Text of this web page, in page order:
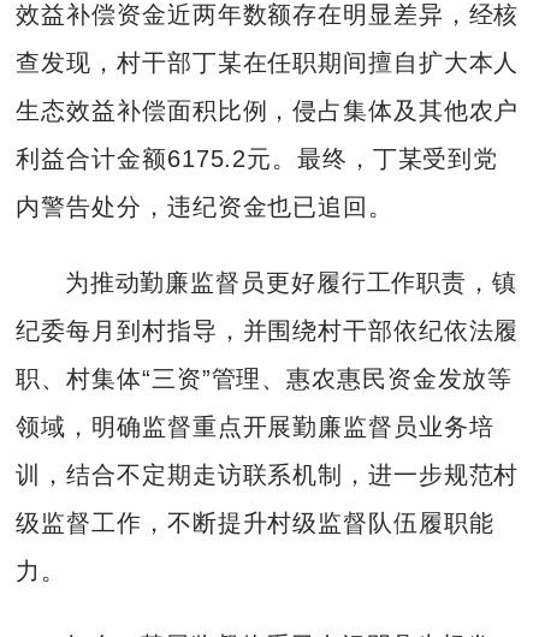
效益补偿资金近两年数额存在明显差异，经核
查发现，村干部丁某在任职期间擅自扩大本人
生态效益补偿面积比例，侵占集体及其他农户
利益合计金额6175.2元。最终，丁某受到党
内警告处分，违纪资金也已追回。
为推动勤廉监督员更好履行工作职责，镇
纪委每月到村指导，并围绕村干部依纪依法履
职、村集体“三资”管理、惠农惠民资金发放等
领域，明确监督重点开展勤廉监督员业务培
训，结合不定期走访联系机制，进一步规范村
级监督工作，不断提升村级监督队伍履职能
力。